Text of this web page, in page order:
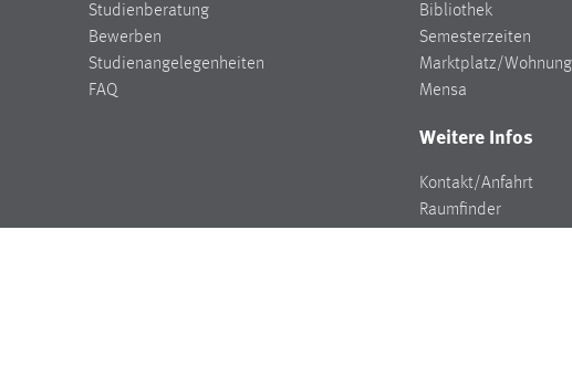
Studienberatung
Bewerben
Studienangelegenheiten
FAQ
Bibliothek
Semesterzeiten
Marktplatz/
Mensa
Weitere Infos
Kontakt/Anfahrt
Raumfinder